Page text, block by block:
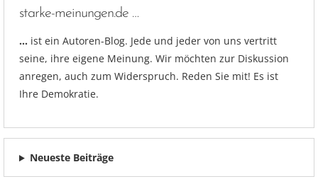
starke-meinungen.de …
… ist ein Autoren-Blog. Jede und jeder von uns vertritt
seine, ihre eigene Meinung. Wir möchten zur Diskussion
anregen, auch zum Widerspruch. Reden Sie mit! Es ist
Ihre Demokratie.
Neueste Beiträge